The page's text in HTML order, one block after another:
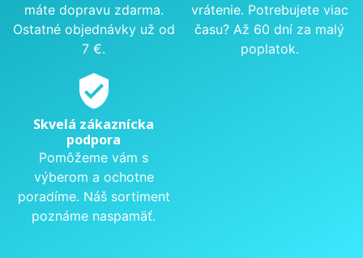
máte dopravu zdarma.
Ostatné objednávky už od
7 €.
vrátenie. Potrebujete viac
času? Až 60 dní za malý
poplatok.
verified_user
Skvelá zákaznícka
podpora
Pomôžeme vám s
výberom a ochotne
poradíme. Náš sortiment
poznáme naspamäť.